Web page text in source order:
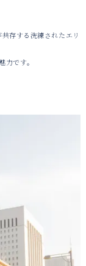
存する洗練されたエリ
力です。